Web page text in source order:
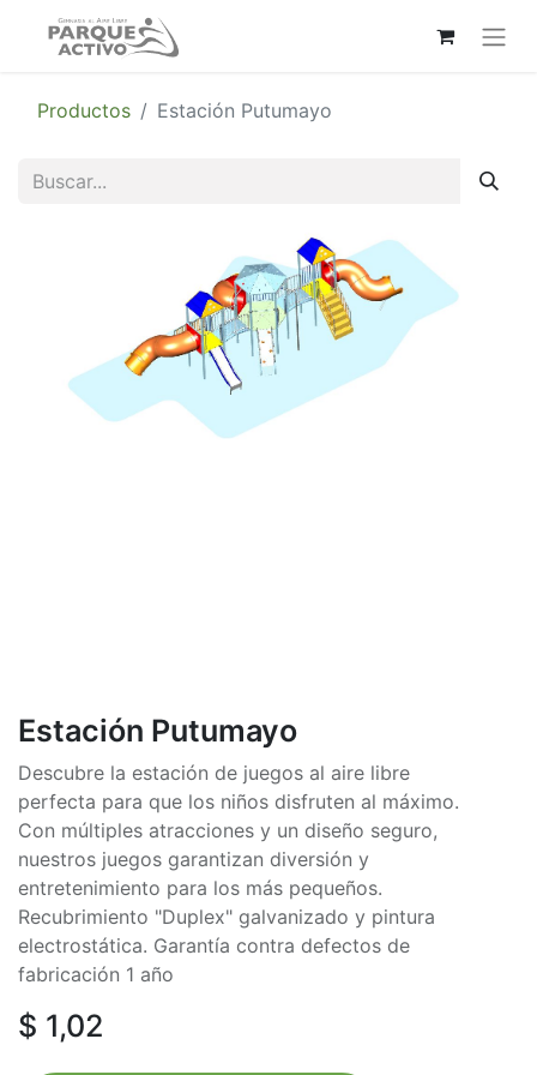
Productos Estación Putumayo
Estación Putumayo
Descubre la estación de juegos al aire libre
perfecta para que los niños disfruten al máximo.
Con múltiples atracciones y un diseño seguro,
nuestros juegos garantizan diversión y
entretenimiento para los más pequeños.
Recubrimiento "Duplex" galvanizado y pintura
electrostática. Garantía contra defectos de
fabricación 1 año
$ 1,02